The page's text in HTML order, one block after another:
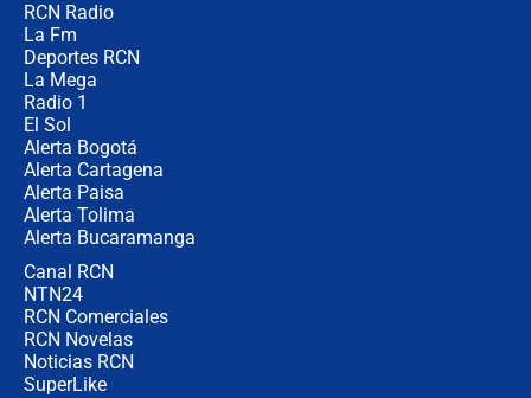
RCN Radio
La Fm
Deportes RCN
La Mega
Radio 1
El Sol
Alerta Bogotá
Alerta Cartagena
Alerta Paisa
Alerta Tolima
Alerta Bucaramanga
Canal RCN
NTN24
RCN Comerciales
RCN Novelas
Noticias RCN
SuperLike